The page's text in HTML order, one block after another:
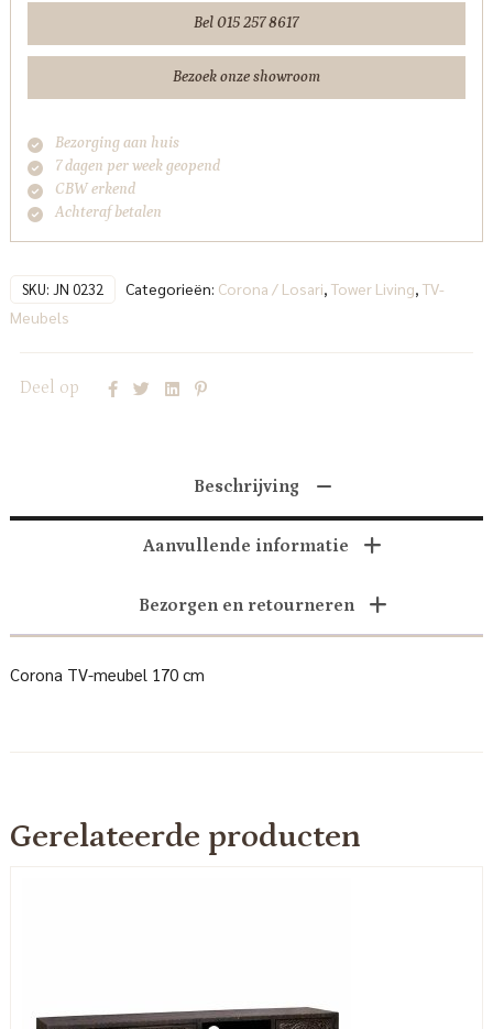
aantal
Bel 015 257 8617
Bezoek onze showroom
Bezorging aan huis
7 dagen per week geopend
CBW erkend
Achteraf betalen
SKU: JN 0232 Categorieën: Corona / Losari Tower Living TV-
Meubels
Deel op
Beschrijving
Aanvullende informatie
Bezorgen en retourneren
Corona TV-meubel 170 cm
Gerelateerde producten